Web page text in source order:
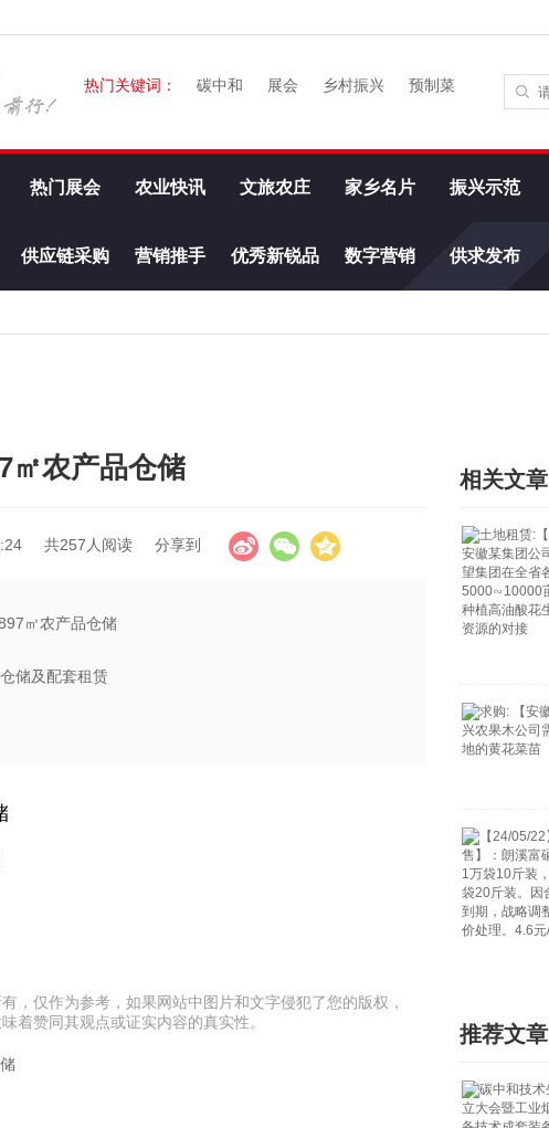
热门关键词： 碳中和 展会 乡村振兴 预制菜
热门展会 农业快讯 文旅农庄 家乡名片 振兴示范
供应链采购 营销推手 优秀新锐品 数字营销 供求发布
㎡农产品仓储
共257人阅读 分享到
㎡农产品仓储
储及配套租赁
，仅作为参考，如果网站中图片和文字侵犯了您的版权，
着赞同其观点或证实内容的真实性。
相关文章
推荐文章